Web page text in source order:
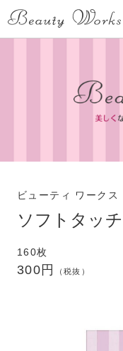
ビューティ ワークス
ソフトタッ
160枚
300円 （税抜）